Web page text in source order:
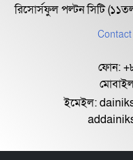
রিসোর্সফুল পল্টন সিটি
ফোন:
ইমেইল: